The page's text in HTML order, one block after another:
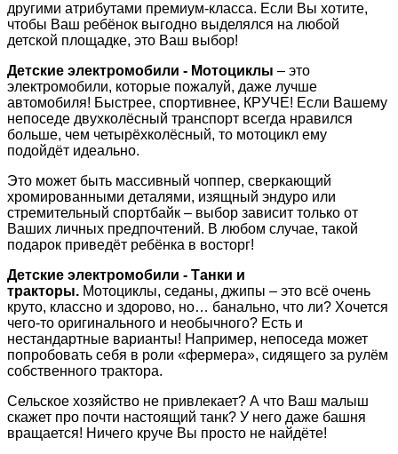
другими атрибутами премиум-класса. Если Вы хотите,
чтобы Ваш ребёнок выгодно выделялся на любой
детской площадке, это Ваш выбор!
Детские электромобили - Мотоциклы – это
электромобили, которые пожалуй, даже лучше
автомобиля! Быстрее, спортивнее, КРУЧЕ! Если Вашему
непоседе двухколёсный транспорт всегда нравился
больше, чем четырёхколёсный, то мотоцикл ему
подойдёт идеально.
Это может быть массивный чоппер, сверкающий
хромированными деталями, изящный эндуро или
стремительный спортбайк – выбор зависит только от
Ваших личных предпочтений. В любом случае, такой
подарок приведёт ребёнка в восторг!
Детские электромобили - Танки и
тракторы. Мотоциклы, седаны, джипы – это всё очень
круто, классно и здорово, но… банально, что ли? Хочется
чего-то оригинального и необычного? Есть и
нестандартные варианты! Например, непоседа может
попробовать себя в роли «фермера», сидящего за рулём
собственного трактора.
Сельское хозяйство не привлекает? А что Ваш малыш
скажет про почти настоящий танк? У него даже башня
вращается! Ничего круче Вы просто не найдёте!